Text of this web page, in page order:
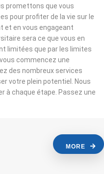
promettons que vous
pour profiter de la vie sur le
et en vous engageant
sera ce que vous en
limitées que par les limites
commencez une
des nombreux services
votre plein potentiel. Nous
à chaque étape. Passez une
MORE